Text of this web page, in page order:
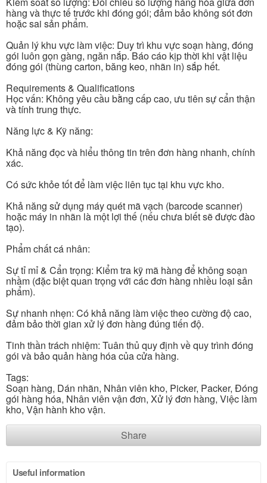
hàng và thực tế trước khi đóng gói; đảm bảo không sót đơn
hoặc sai sản phẩm.
Quản lý khu vực làm việc: Duy trì khu vực soạn hàng, đóng
gói luôn gọn gàng, ngăn nắp. Báo cáo kịp thời khi vật liệu
đóng gói (thùng carton, băng keo, nhãn in) sắp hết.
Requirements & Qualifications
Học vấn: Không yêu cầu bằng cấp cao, ưu tiên sự cẩn thận
và tính trung thực.
Năng lực & Kỹ năng:
Khả năng đọc và hiểu thông tin trên đơn hàng nhanh, chính
xác.
Có sức khỏe tốt để làm việc liên tục tại khu vực kho.
Khả năng sử dụng máy quét mã vạch (barcode scanner)
hoặc máy in nhãn là một lợi thế (nếu chưa biết sẽ được đào
tạo).
Phẩm chất cá nhân:
Sự tỉ mỉ & Cẩn trọng: Kiểm tra kỹ mã hàng để không soạn
nhầm (đặc biệt quan trọng với các đơn hàng nhiều loại sản
phẩm).
Sự nhanh nhẹn: Có khả năng làm việc theo cường độ cao,
đảm bảo thời gian xử lý đơn hàng đúng tiến độ.
Tinh thần trách nhiệm: Tuân thủ quy định về quy trình đóng
gói và bảo quản hàng hóa của cửa hàng.
Tags:
Soạn hàng, Dán nhãn, Nhân viên kho, Picker, Packer, Đóng
gói hàng hóa, Nhân viên vận đơn, Xử lý đơn hàng, Việc làm
kho, Vận hành kho vận.
Share
Useful information